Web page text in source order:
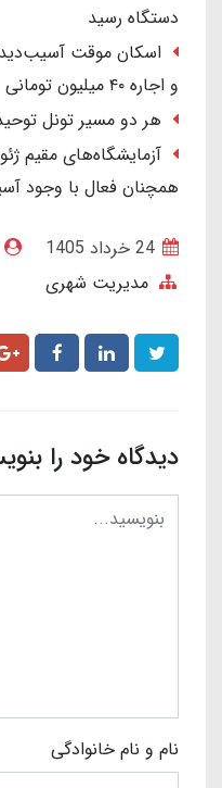
دستگاه رسید
و اجاره ۴۰ میلیون تومانی
هر دو مسیر تونل
آزمایشگاه‌های مقیم
همچنان فعال با وجود
مدیریت شهری
دیدگاه خود را
نام و نام خانوادگی